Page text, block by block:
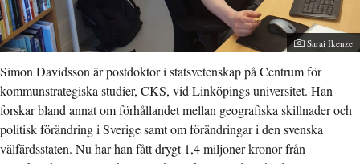
Fotograf:
Sarai Ikenze
Simon Davidsson är postdoktor i statsvetenskap på Centrum för
kommunstrategiska studier, CKS, vid Linköpings universitet. Han
forskar bland annat om förhållandet mellan geografiska skillnader och
politisk förändring i Sverige samt om förändringar i den svenska
välfärdsstaten. Nu har han fått drygt 1,4 miljoner kronor från